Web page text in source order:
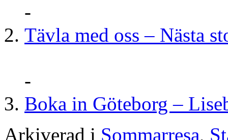
-
Tävla med oss – Nästa
-
Boka in Göteborg –
Arkiverad i Sommarresa,